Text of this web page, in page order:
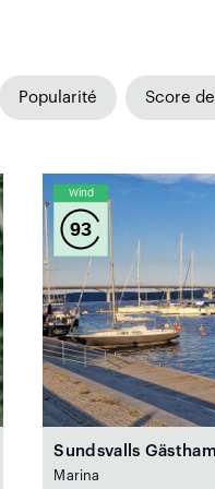
Popularité Score
Wind
93
Sundsvalls
Marina